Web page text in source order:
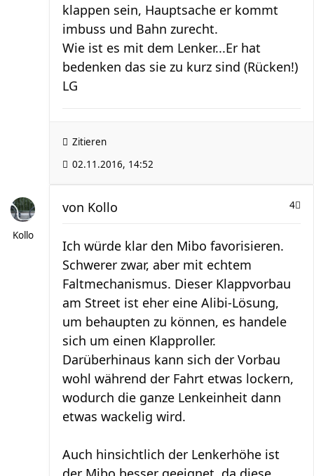
klappen sein, Hauptsache er kommt
imbuss und Bahn zurecht.
Wie ist es mit dem Lenker...Er hat
bedenken das sie zu kurz sind (Rücken!)
LG
Zitieren
02.11.2016, 14:52
Kollo
4
von Kollo
Ich würde klar den Mibo favorisieren.
Schwerer zwar, aber mit echtem
Faltmechanismus. Dieser Klappvorbau
am Street ist eher eine Alibi-Lösung,
um behaupten zu können, es handele
sich um einen Klapproller.
Darüberhinaus kann sich der Vorbau
wohl während der Fahrt etwas lockern,
wodurch die ganze Lenkeinheit dann
etwas wackelig wird.
Auch hinsichtlich der Lenkerhöhe ist